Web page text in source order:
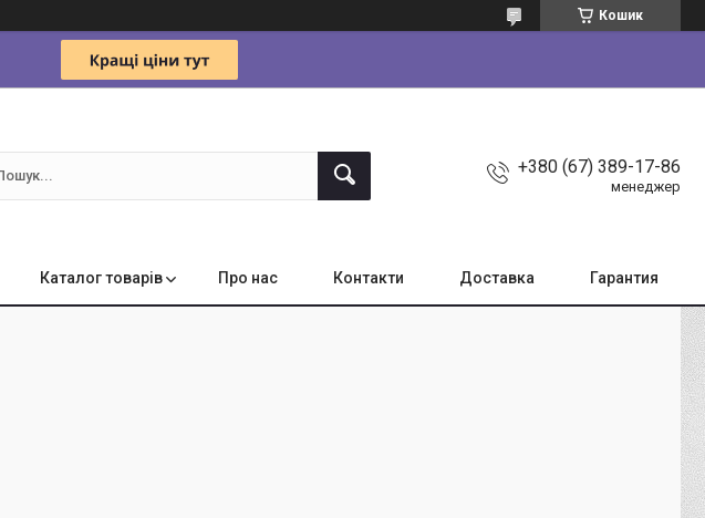
Кошик
+380 (67) 389-17-86
менеджер
Каталог товарів Про нас Контакти Доставка Гарантия